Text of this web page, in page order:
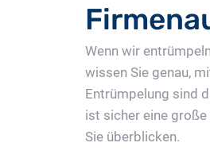
Wenn wir
wissen Sie genau,
Entrümpelung sind
ist sicher eine
Sie überblicken.